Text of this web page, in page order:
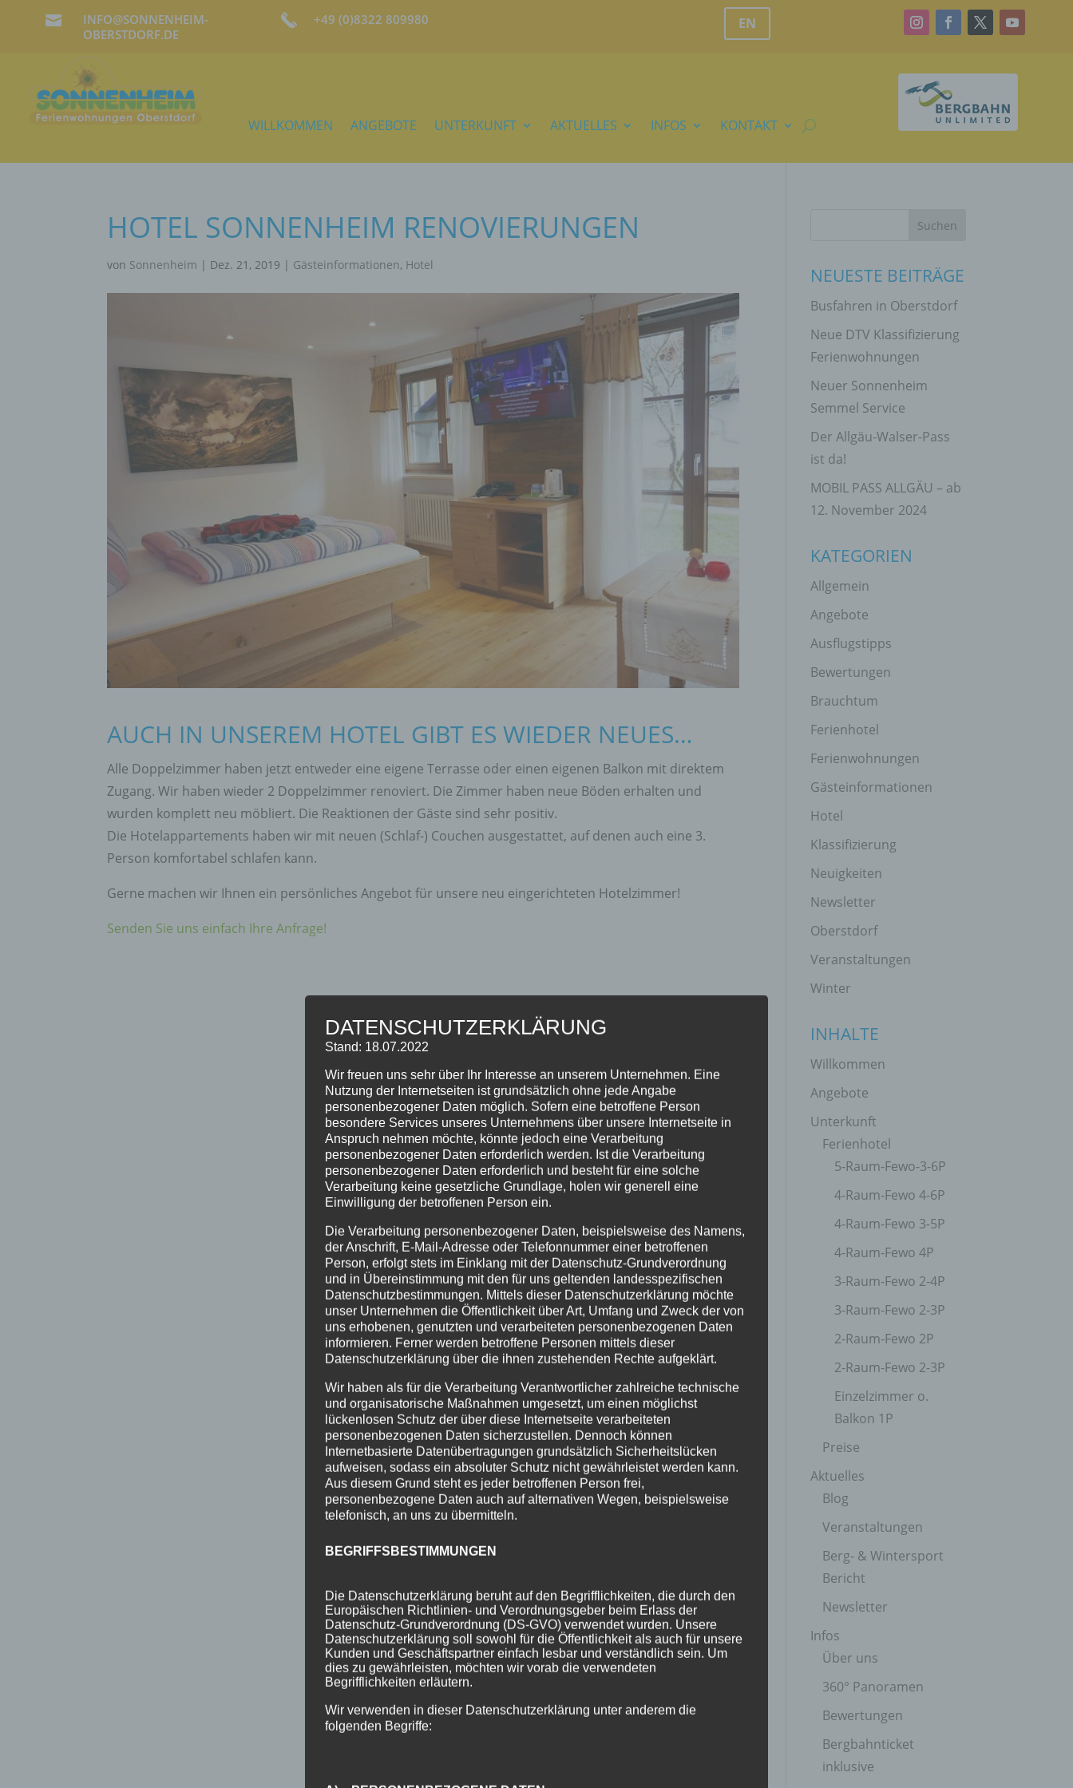

INFO@SONNENHEIM-
OBERSTDORF.DE
+49 (0)8322 809980 EN
WILLKOMMEN ANGEBOTE UNTERKUNFT AKTUELLES INFOS KONTAKT
HOTEL SONNENHEIM RENOVIERUNGEN
von Sonnenheim | Dez. 21, 2019 | Gästeinformationen, Hotel
AUCH IN UNSEREM HOTEL GIBT ES WIEDER NEUES…
Alle Doppelzimmer haben jetzt entweder eine eigene Terrasse oder einen eigenen Balkon mit direktem
Zugang. Wir haben wieder 2 Doppelzimmer renoviert. Die Zimmer haben neue Böden erhalten und
wurden komplett neu möbliert. Die Reaktionen der Gäste sind sehr positiv.
Die Hotelappartements haben wir mit neuen (Schlaf-) Couchen ausgestattet, auf denen auch eine 3.
Person komfortabel schlafen kann.
Gerne machen wir Ihnen ein persönliches Angebot für unsere neu eingerichteten Hotelzimmer!
Senden Sie uns einfach Ihre Anfrage!
NEUESTE BEITRÄGE
Busfahren in Oberstdorf
Neue DTV Klassifizierung
Ferienwohnungen
Neuer Sonnenheim
Semmel Service
Der Allgäu-Walser-Pass
ist da!
MOBIL PASS ALLGÄU – ab
12. November 2024
KATEGORIEN
Allgemein
Angebote
Ausflugstipps
Bewertungen
Brauchtum
Ferienhotel
Ferienwohnungen
Gästeinformationen
Hotel
Klassifizierung
Neuigkeiten
Newsletter
Oberstdorf
Veranstaltungen
Winter
INHALTE
Willkommen
Angebote
Unterkunft
Ferienhotel
5-Raum-Fewo-3-6P
4-Raum-Fewo 4-6P
4-Raum-Fewo 3-5P
4-Raum-Fewo 4P
3-Raum-Fewo 2-4P
3-Raum-Fewo 2-3P
2-Raum-Fewo 2P
2-Raum-Fewo 2-3P
Einzelzimmer o.
Balkon 1P
Preise
Aktuelles
Blog
Veranstaltungen
Berg- & Wintersport
Bericht
Newsletter
Infos
Über uns
360° Panoramen
Bewertungen
Bergbahnticket
inklusive
DATENSCHUTZERKLÄRUNG
Stand: 18.07.2022
Wir freuen uns sehr über Ihr Interesse an unserem Unternehmen. Eine
Nutzung der Internetseiten ist grundsätzlich ohne jede Angabe
personenbezogener Daten möglich. Sofern eine betroffene Person
besondere Services unseres Unternehmens über unsere Internetseite in
Anspruch nehmen möchte, könnte jedoch eine Verarbeitung
personenbezogener Daten erforderlich werden. Ist die Verarbeitung
personenbezogener Daten erforderlich und besteht für eine solche
Verarbeitung keine gesetzliche Grundlage, holen wir generell eine
Einwilligung der betroffenen Person ein.
Die Verarbeitung personenbezogener Daten, beispielsweise des Namens,
der Anschrift, E-Mail-Adresse oder Telefonnummer einer betroffenen
Person, erfolgt stets im Einklang mit der Datenschutz-Grundverordnung
und in Übereinstimmung mit den für uns geltenden landesspezifischen
Datenschutzbestimmungen. Mittels dieser Datenschutzerklärung möchte
unser Unternehmen die Öffentlichkeit über Art, Umfang und Zweck der von
uns erhobenen, genutzten und verarbeiteten personenbezogenen Daten
informieren. Ferner werden betroffene Personen mittels dieser
Datenschutzerklärung über die ihnen zustehenden Rechte aufgeklärt.
Wir haben als für die Verarbeitung Verantwortlicher zahlreiche technische
und organisatorische Maßnahmen umgesetzt, um einen möglichst
lückenlosen Schutz der über diese Internetseite verarbeiteten
personenbezogenen Daten sicherzustellen. Dennoch können
Internetbasierte Datenübertragungen grundsätzlich Sicherheitslücken
aufweisen, sodass ein absoluter Schutz nicht gewährleistet werden kann.
Aus diesem Grund steht es jeder betroffenen Person frei,
personenbezogene Daten auch auf alternativen Wegen, beispielsweise
telefonisch, an uns zu übermitteln.
BEGRIFFSBESTIMMUNGEN
Die Datenschutzerklärung beruht auf den Begrifflichkeiten, die durch den
Europäischen Richtlinien- und Verordnungsgeber beim Erlass der
Datenschutz-Grundverordnung (DS-GVO) verwendet wurden. Unsere
Datenschutzerklärung soll sowohl für die Öffentlichkeit als auch für unsere
Kunden und Geschäftspartner einfach lesbar und verständlich sein. Um
dies zu gewährleisten, möchten wir vorab die verwendeten
Begrifflichkeiten erläutern.
Wir verwenden in dieser Datenschutzerklärung unter anderem die
folgenden Begriffe: